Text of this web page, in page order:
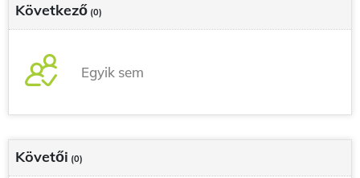
Következő (0)
Egyik sem
Követői (0)